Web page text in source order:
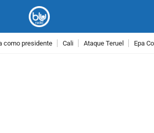
como presidente Cali Ataque Teruel Epa